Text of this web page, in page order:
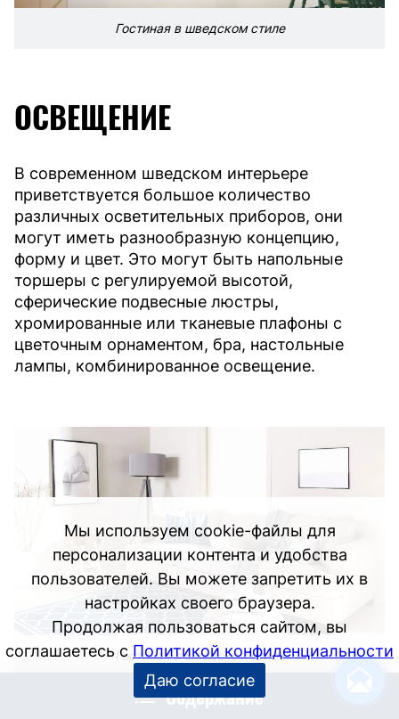
Гостиная в шведском стиле
ОСВЕЩЕНИЕ
В современном шведском интерьере
приветствуется большое количество
различных осветительных приборов, они
могут иметь разнообразную концепцию,
форму и цвет. Это могут быть напольные
торшеры с регулируемой высотой,
сферические подвесные люстры,
хромированные или тканевые плафоны с
цветочным орнаментом, бра, настольные
лампы, комбинированное освещение.
Гостиная в шведском стиле
Содержание
Мы используем cookie-файлы для
персонализации контента и удобства
пользователей. Вы можете запретить их в
настройках своего браузера.
Продолжая пользоваться сайтом, вы
соглашаетесь с Политикой конфиденциальности
Даю согласие